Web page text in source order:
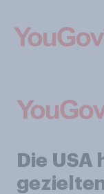
Die USA